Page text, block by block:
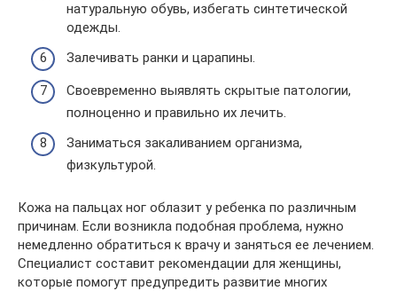
натуральную обувь, избегать синтетической
одежды.
Залечивать ранки и царапины.
Своевременно выявлять скрытые патологии,
полноценно и правильно их лечить.
Заниматься закаливанием организма,
физкультурой.
Кожа на пальцах ног облазит у ребенка по различным
причинам. Если возникла подобная проблема, нужно
немедленно обратиться к врачу и заняться ее лечением.
Специалист составит рекомендации для женщины,
которые помогут предупредить развитие многих